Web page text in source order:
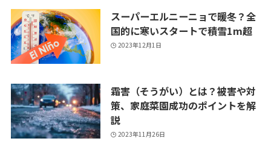
スーパーエルニーニョで暖冬？全
国的に寒いスタートで積雪1m超
2023年12月1日
霜害（そうがい）とは？被害や対
策、家庭菜園成功のポイントを解
説
2023年11月26日